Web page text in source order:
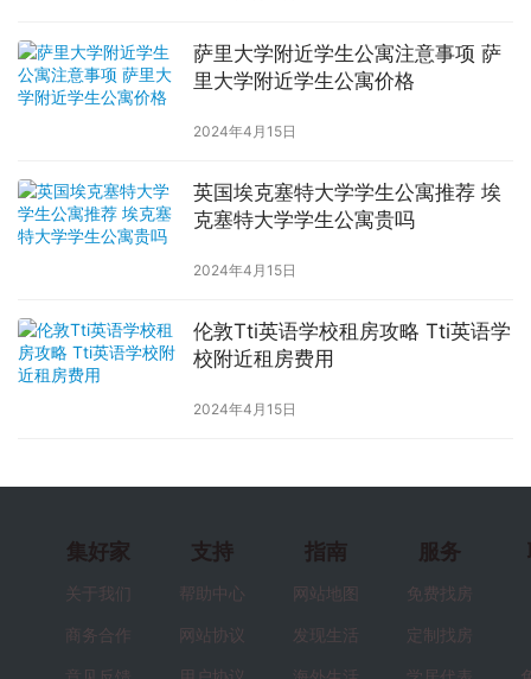
萨里大学附近学生公寓注意事项 萨
里大学附近学生公寓价格
2024年4月15日
英国埃克塞特大学学生公寓推荐 埃
克塞特大学学生公寓贵吗
2024年4月15日
伦敦Tti英语学校租房攻略 Tti英语学
校附近租房费用
2024年4月15日
集好家
关于我们
商务合作
支持
帮助中心
网站协议
指南
网站地图
发现生活
服务
免费找房
定制找房